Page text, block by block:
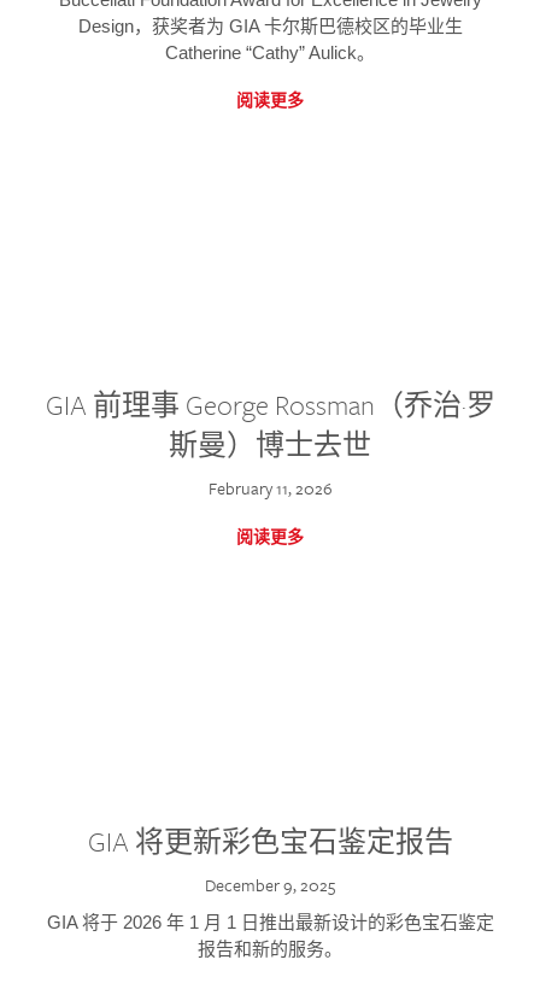
Design，获奖者为 GIA 卡尔斯巴德校区的毕业生
Catherine “Cathy” Aulick。
阅读更多
GIA 前理事 George Rossman（乔治·罗
斯曼）博士去世
February 11, 2026
阅读更多
GIA 将更新彩色宝石鉴定报告
December 9, 2025
GIA 将于 2026 年 1 月 1 日推出最新设计的彩色宝石鉴定
报告和新的服务。